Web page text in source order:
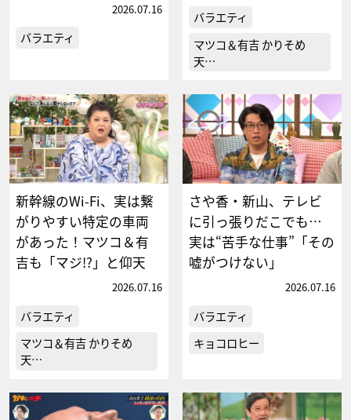
2026.07.16
バラエティ
バラエティ
マツコ＆有吉 かりそめ
天…
新幹線のWi-Fi、実は繋
がりやすい特定の車両
があった！マツコ＆有
吉も「マジ!?」と仰天
2026.07.16
バラエティ
マツコ＆有吉 かりそめ
天…
さや香・新山、テレビ
に引っ張りだこでも…
実は“苦手な仕事”「その
嘘がつけない」
2026.07.16
バラエティ
キョコロヒー